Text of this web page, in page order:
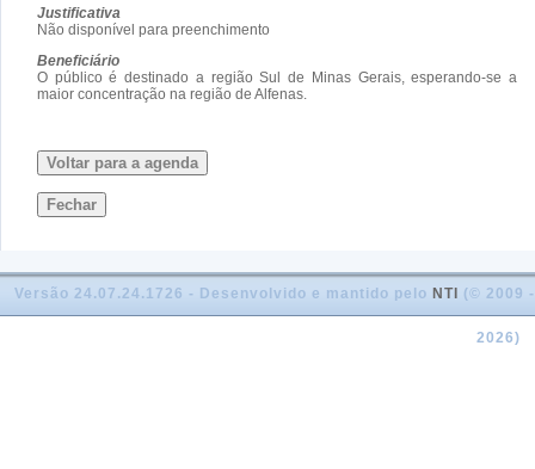
Justificativa
Não disponível para preenchimento
Beneficiário
O público é destinado a região Sul de Minas Gerais, esperando-se a
maior concentração na região de Alfenas.
Voltar para a agenda
Fechar
Versão 24.07.24.1726 - Desenvolvido e mantido pelo NTI (© 2009 -
2026)